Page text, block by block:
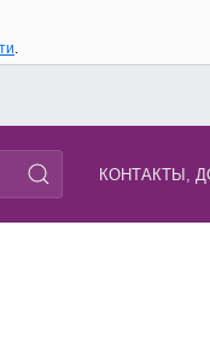
.
КОНТАКТЫ,